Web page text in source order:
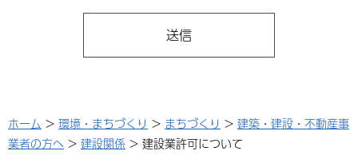
ホーム > 環境・まちづくり > まちづくり > 建築・建設・不動産事
業者の方へ > 建設関係 > 建設業許可について